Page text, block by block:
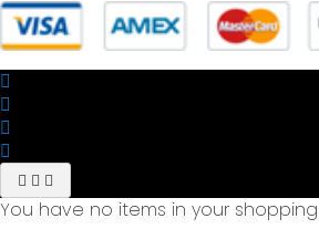
You have no items in your